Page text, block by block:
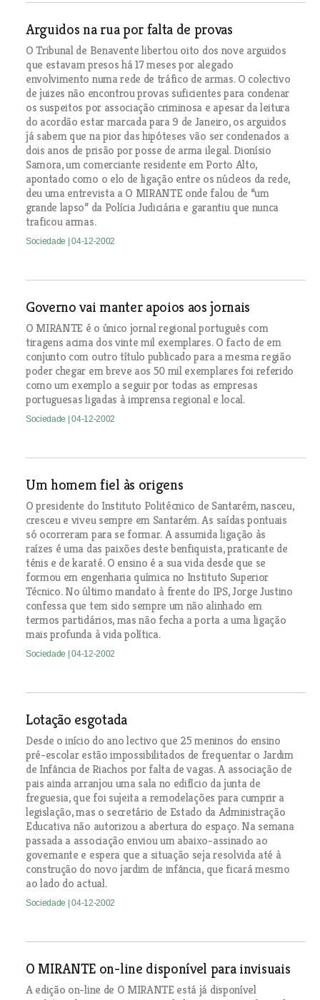
Arguidos na rua por falta de provas
O Tribunal de Benavente libertou oito dos nove arguidos
que estavam presos há 17 meses por alegado
envolvimento numa rede de tráfico de armas. O colectivo
de juizes não encontrou provas suficientes para condenar
os suspeitos por associação criminosa e apesar da leitura
do acordão estar marcada para 9 de Janeiro, os arguidos
já sabem que na pior das hipóteses vão ser condenados a
dois anos de prisão por posse de arma ilegal. Dionísio
Samora, um comerciante residente em Porto Alto,
apontado como o elo de ligação entre os núcleos da rede,
deu uma entrevista a O MIRANTE onde falou de “um
grande lapso” da Polícia Judiciária e garantiu que nunca
traficou armas.
Sociedade | 04-12-2002
Governo vai manter apoios aos jornais
O MIRANTE é o único jornal regional português com
tiragens acima dos vinte mil exemplares. O facto de em
conjunto com outro título publicado para a mesma região
poder chegar em breve aos 50 mil exemplares foi referido
como um exemplo a seguir por todas as empresas
portuguesas ligadas à imprensa regional e local.
Sociedade | 04-12-2002
Um homem fiel às origens
O presidente do Instituto Politécnico de Santarém, nasceu,
cresceu e viveu sempre em Santarém. As saídas pontuais
só ocorreram para se formar. A assumida ligação às
raízes é uma das paixões deste benfiquista, praticante de
ténis e de karaté. O ensino é a sua vida desde que se
formou em engenharia química no Instituto Superior
Técnico. No último mandato à frente do IPS, Jorge Justino
confessa que tem sido sempre um não alinhado em
termos partidários, mas não fecha a porta a uma ligação
mais profunda à vida política.
Sociedade | 04-12-2002
Lotação esgotada
Desde o início do ano lectivo que 25 meninos do ensino
pré-escolar estão impossibilitados de frequentar o Jardim
de Infância de Riachos por falta de vagas. A associação de
pais ainda arranjou uma sala no edifício da junta de
freguesia, que foi sujeita a remodelações para cumprir a
legislação, mas o secretário de Estado da Administração
Educativa não autorizou a abertura do espaço. Na semana
passada a associação enviou um abaixo-assinado ao
governante e espera que a situação seja resolvida até à
construção do novo jardim de infância, que ficará mesmo
ao lado do actual.
Sociedade | 04-12-2002
O MIRANTE on-line disponível para invisuais
A edição on-line de O MIRANTE está já disponível